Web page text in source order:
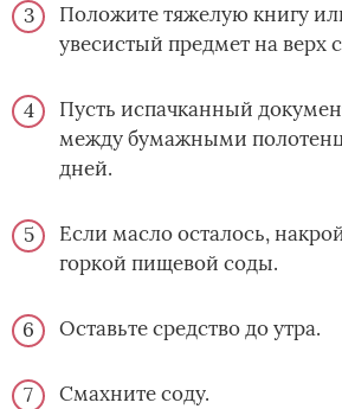
Положите тяжелую книгу
увесистый предмет на верх
Пусть испачканный
между бумажными
дней.
Если масло осталось,
горкой пищевой соды.
Оставьте средство до утра.
Смахните соду.